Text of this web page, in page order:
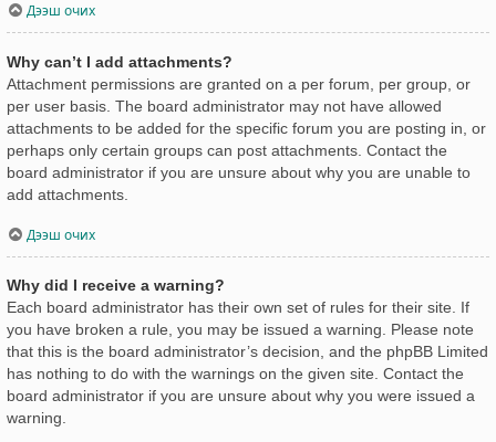
Дээш очих
Why can’t I add attachments?
Attachment permissions are granted on a per forum, per group, or
per user basis. The board administrator may not have allowed
attachments to be added for the specific forum you are posting in, or
perhaps only certain groups can post attachments. Contact the
board administrator if you are unsure about why you are unable to
add attachments.
Дээш очих
Why did I receive a warning?
Each board administrator has their own set of rules for their site. If
you have broken a rule, you may be issued a warning. Please note
that this is the board administrator’s decision, and the phpBB Limited
has nothing to do with the warnings on the given site. Contact the
board administrator if you are unsure about why you were issued a
warning.